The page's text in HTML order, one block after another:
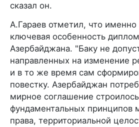
сказал он.
А.Гараев отметил, что именно
ключевая особенность
Азербайджана. "Баку не
направленных на изменение
и в то же время сам
повестку. Азербайджан
мирное соглашение
фундаментальных принципов
права, территориальной